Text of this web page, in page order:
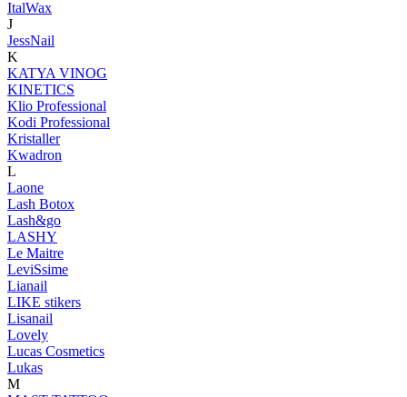
ItalWax
J
JessNail
K
KATYA VINOG
KINETICS
Klio Professional
Kodi Professional
Kristaller
Kwadron
L
Laone
Lash Botox
Lash&go
LASHY
Le Maitre
LeviSsime
Lianail
LIKE stikers
Lisanail
Lovely
Lucas Cosmetics
Lukas
M